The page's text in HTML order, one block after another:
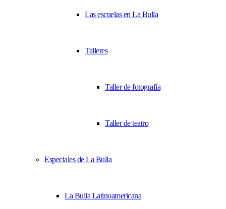
Las escuelas en La Bulla
Talleres
Taller de fotografía
Taller de teatro
Especiales de La Bulla
La Bulla Latinoamericana